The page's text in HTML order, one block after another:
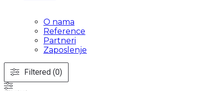
O nama
Reference
Partneri
Zaposlenje
Filtered (0)